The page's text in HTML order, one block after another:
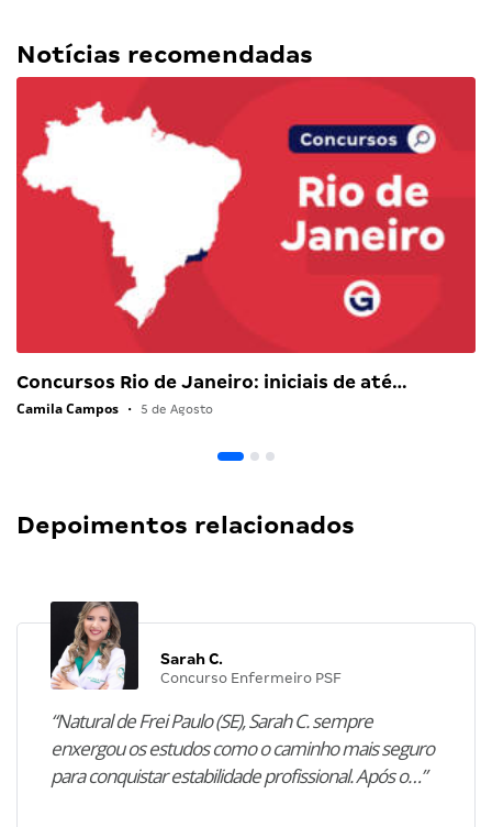
Notícias recomendadas
Concursos Rio de Janeiro: iniciais de até…
Camila Campos • 5 de Agosto
Depoimentos relacionados
Sarah C.
Concurso Enfermeiro PSF
“Natural de Frei Paulo (SE), Sarah C. sempre
enxergou os estudos como o caminho mais seguro
para conquistar estabilidade profissional. Após o…”